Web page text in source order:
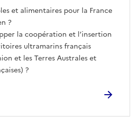
et alimentaires pour la France
?
la coopération et l’insertion
ultramarins français
et les Terres Australes et
?